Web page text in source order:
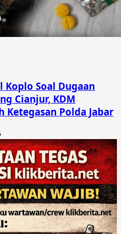
Koplo Soal Dugaan
Cianjur, KDM
Ketegasan Polda Jabar